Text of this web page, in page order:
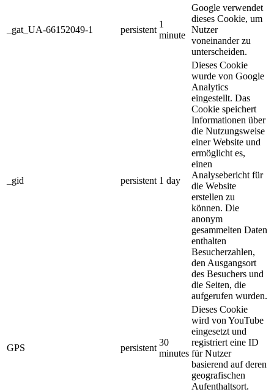
_gat_UA-66152049-1 persistent
1
minute
Google verwendet
dieses Cookie, um
Nutzer
voneinander zu
unterscheiden.
_gid persistent 1 day
Dieses Cookie
wurde von Google
Analytics
eingestellt. Das
Cookie speichert
Informationen über
die Nutzungsweise
einer Website und
ermöglicht es,
einen
Analysebericht für
die Website
erstellen zu
können. Die
anonym
gesammelten Daten
enthalten
Besucherzahlen,
den Ausgangsort
des Besuchers und
die Seiten, die
aufgerufen wurden.
GPS persistent
30
minutes
Dieses Cookie
wird von YouTube
eingesetzt und
registriert eine ID
für Nutzer
basierend auf deren
geografischen
Aufenthaltsort.